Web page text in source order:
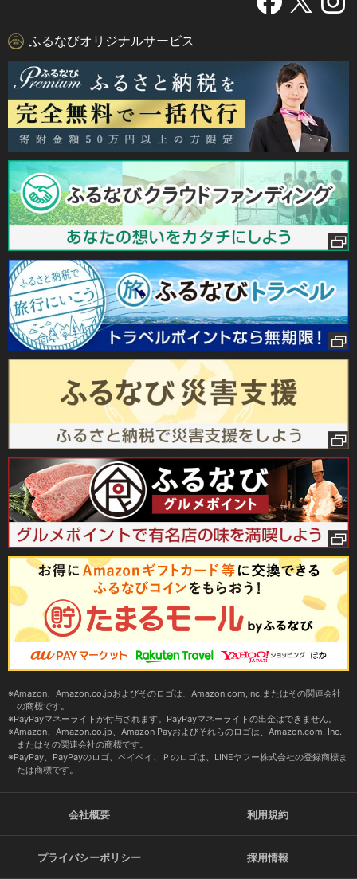
ふるなびオリジナルサービス
Amazon、Amazon.co.jpおよびそのロゴは、Amazon.com,Inc.またはその関連会社
の商標です。
PayPayマネーライトが付与されます。PayPayマネーライトの出金はできません。
Amazon、Amazon.co.jp、Amazon Payおよびそれらのロゴは、Amazon.com, Inc.
またはその関連会社の商標です。
PayPay、PayPayのロゴ、ペイペイ、Ｐのロゴは、LINEヤフー株式会社の登録商標ま
たは商標です。
会社概要 利用規約
プライバシーポリシー 採用情報